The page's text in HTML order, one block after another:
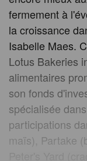
fermement à
la croissance
Isabelle Maes.
Lotus Bakeries
alimentaires
son fonds
spécialisée
participations
maïs), Partake